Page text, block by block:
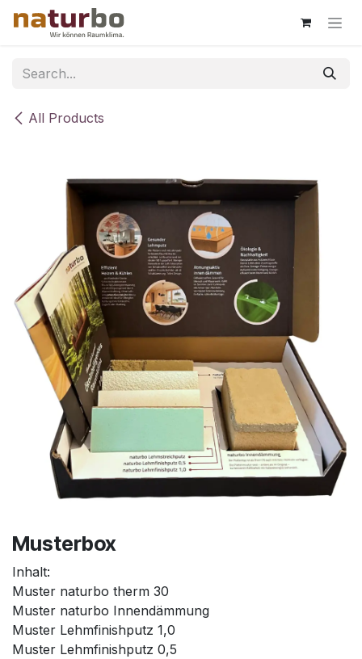
Skip to Content
All Products
Musterbox
Inhalt:
Muster naturbo therm 30
Muster naturbo Innendämmung
Muster Lehmfinishputz 1,0
Muster Lehmfinishputz 0,5